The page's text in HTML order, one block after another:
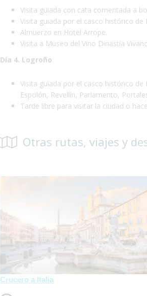
Visita guiada con cata comentada a
Visita guiada por el casco histórico
Almuerzo en Hotel Arrope.
Visita a Museo del Vino Dinastía
Día 4. Logroño
Visita guiada por el casco histórico
Espolón, Revellín, Parlamento,
Tarde libre para visitar la ciudad o
Otras rutas, viajes y
Crucero a Italia